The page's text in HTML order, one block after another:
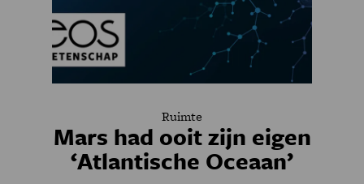
Ruimte
Mars had ooit zijn eigen
‘Atlantische Oceaan’